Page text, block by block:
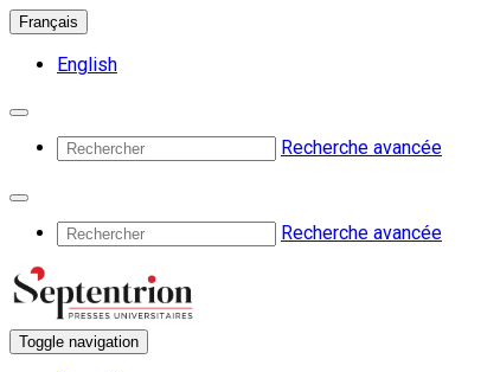
Français
English
Recherche avancée
Recherche avancée
Toggle navigation